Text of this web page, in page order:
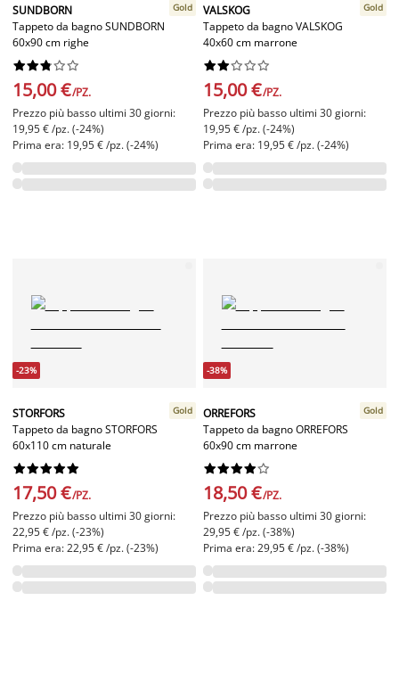
SUNDBORN
Tappeto da bagno SUNDBORN
60x90 cm righe
Gold






15,00 €/PZ.
Prezzo più basso ultimi 30 giorni:
19,95 € /pz. (-24%)
Prima era: 19,95 € /pz. (-24%)
VALSKOG
Tappeto da bagno VALSKOG
40x60 cm marrone
Gold






15,00 €/PZ.
Prezzo più basso ultimi 30 giorni:
19,95 € /pz. (-24%)
Prima era: 19,95 € /pz. (-24%)
-23%
STORFORS
Tappeto da bagno STORFORS
60x110 cm naturale
Gold






17,50 €/PZ.
Prezzo più basso ultimi 30 giorni:
22,95 € /pz. (-23%)
Prima era: 22,95 € /pz. (-23%)
-38%
ORREFORS
Tappeto da bagno ORREFORS
60x90 cm marrone
Gold






18,50 €/PZ.
Prezzo più basso ultimi 30 giorni:
29,95 € /pz. (-38%)
Prima era: 29,95 € /pz. (-38%)